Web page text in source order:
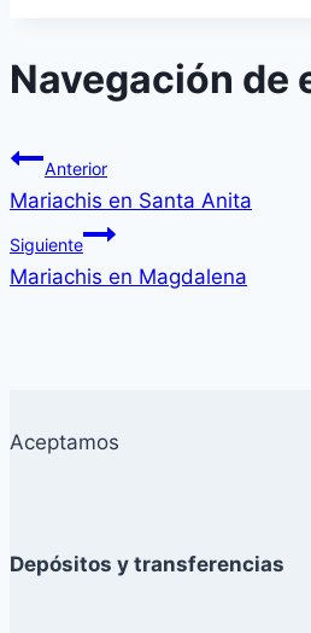
Navegación de
Anterior
Mariachis en Santa Anita
Siguiente
Mariachis en Magdalena
Aceptamos
Depósitos y transferencias